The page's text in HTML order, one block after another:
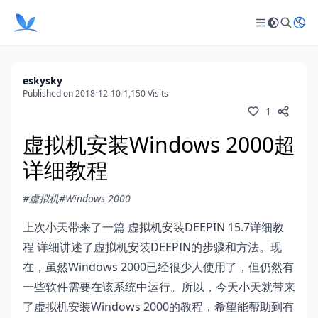
eskysky
Published on 2018-12-10/1,150 Visits
1
虚拟机安装Windows 2000超
详细教程
#虚拟机#Windows 2000
上次小天带来了一篇 虚拟机安装DEEPIN 15.7详细教
程 详细讲述了虚拟机安装DEEPIN的步骤和方法。现
在，虽然Windows 2000已经很少人使用了，但仍然有
一些软件需要在该系统中运行。所以，今天小天就带来
了虚拟机安装Windows 2000的教程，希望能帮助到有